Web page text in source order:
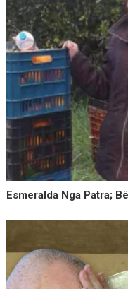
Esmeralda Nga Patra;